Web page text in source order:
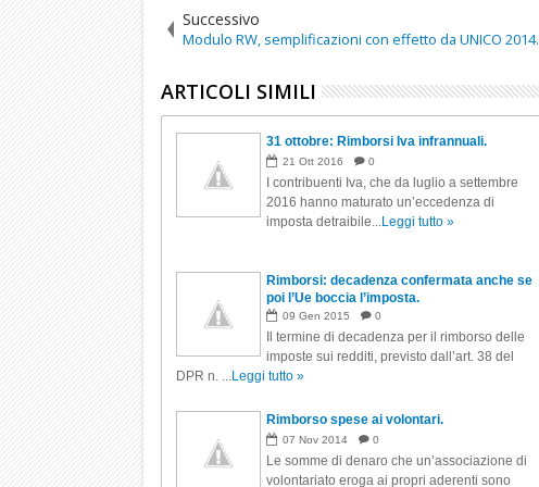
Successivo
Modulo RW, semplificazioni con effetto da UNICO 2014.
ARTICOLI SIMILI
31 ottobre: Rimborsi Iva infrannuali.
21 Ott 2016 0
I contribuenti Iva, che da luglio a settembre
2016 hanno maturato un’eccedenza di
imposta detraibile...Leggi tutto »
Rimborsi: decadenza confermata anche se
poi l’Ue boccia l’imposta.
09 Gen 2015 0
Il termine di decadenza per il rimborso delle
imposte sui redditi, previsto dall’art. 38 del
DPR n. ...Leggi tutto »
Rimborso spese ai volontari.
07 Nov 2014 0
Le somme di denaro che un’associazione di
volontariato eroga ai propri aderenti sono